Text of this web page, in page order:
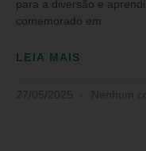
para a diversão e
comemorado em
LEIA MAIS